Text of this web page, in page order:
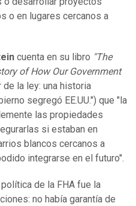
o en lugares cercanos a
cuenta en su libro "The
of How Our Government
de la ley: una historia
segregó EE.UU.") que "la
las propiedades
si estaban en
blancos cercanos a
integrarse en el futuro".
de la FHA fue la
no había garantía de